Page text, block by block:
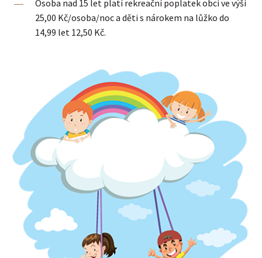
Osoba nad 15 let platí rekreační poplatek obci ve výši
25,00 Kč/osoba/noc a děti s nárokem na lůžko do
14,99 let 12,50 Kč.